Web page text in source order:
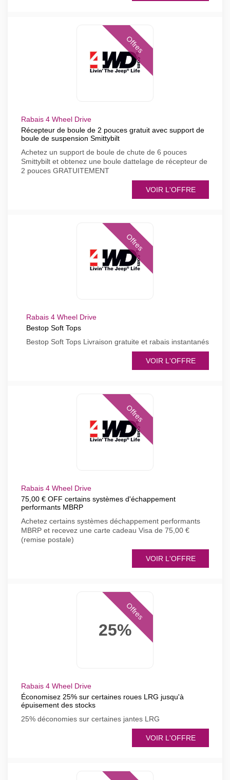
Offres
Rabais 4 Wheel Drive
Récepteur de boule de 2 pouces gratuit avec support de
boule de suspension Smittybilt
Achetez un support de boule de chute de 6 pouces
Smittybilt et obtenez une boule dattelage de récepteur de
2 pouces GRATUITEMENT
VOIR L'OFFRE
Offres
Rabais 4 Wheel Drive
Bestop Soft Tops
Bestop Soft Tops Livraison gratuite et rabais instantanés
VOIR L'OFFRE
Offres
Rabais 4 Wheel Drive
75,00 € OFF certains systèmes d'échappement
performants MBRP
Achetez certains systèmes déchappement performants
MBRP et recevez une carte cadeau Visa de 75,00 €
(remise postale)
VOIR L'OFFRE
25%
Offres
Rabais 4 Wheel Drive
Économisez 25% sur certaines roues LRG jusqu'à
épuisement des stocks
25% déconomies sur certaines jantes LRG
VOIR L'OFFRE